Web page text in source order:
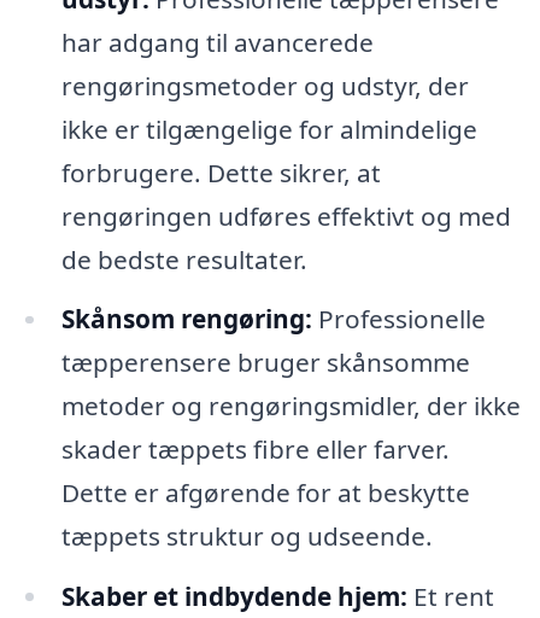
har adgang til avancerede
rengøringsmetoder og udstyr, der
ikke er tilgængelige for almindelige
forbrugere. Dette sikrer, at
rengøringen udføres effektivt og med
de bedste resultater.
Skånsom rengøring: Professionelle
tæpperensere bruger skånsomme
metoder og rengøringsmidler, der ikke
skader tæppets fibre eller farver.
Dette er afgørende for at beskytte
tæppets struktur og udseende.
Skaber et indbydende hjem: Et rent